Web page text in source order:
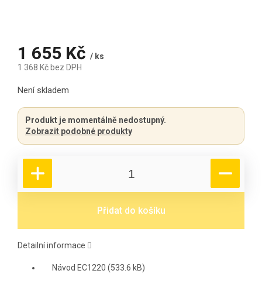
1 655 Kč / ks
1 368 Kč bez DPH
Není skladem
Produkt je momentálně nedostupný.
Zobrazit podobné produkty
Přidat do košíku
Detailní informace
Návod EC1220 (533.6 kB)